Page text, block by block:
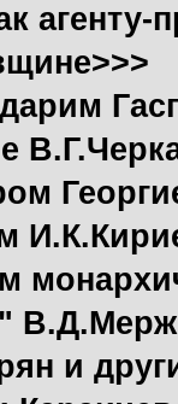
агенту-
и